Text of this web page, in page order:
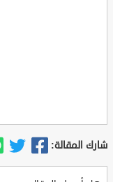
شارك المقالة: